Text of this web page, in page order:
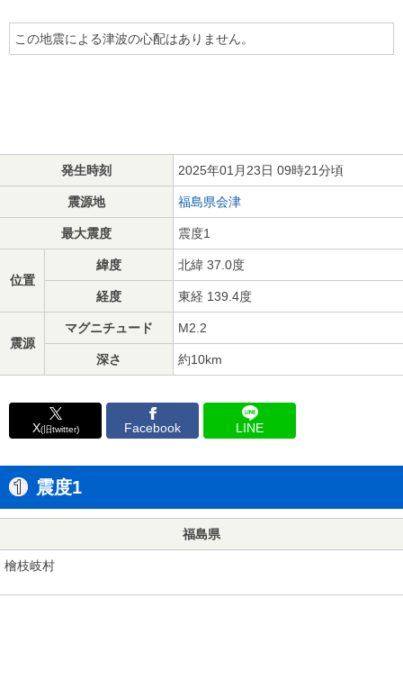
この地震による津波の心配はありません。
発生時刻 2025年01月23日 09時21分頃
震源地 福島県会津
最大震度 震度1
位置
緯度 北緯 37.0度
経度 東経 139.4度
震源
マグニチュード M2.2
深さ 約10km
X(旧twitter) Facebook LINE
震度1
福島県
檜枝岐村